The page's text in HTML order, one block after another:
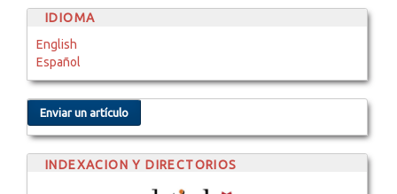
IDIOMA
English
Español
Enviar un artículo
INDEXACION Y DIRECTORIOS